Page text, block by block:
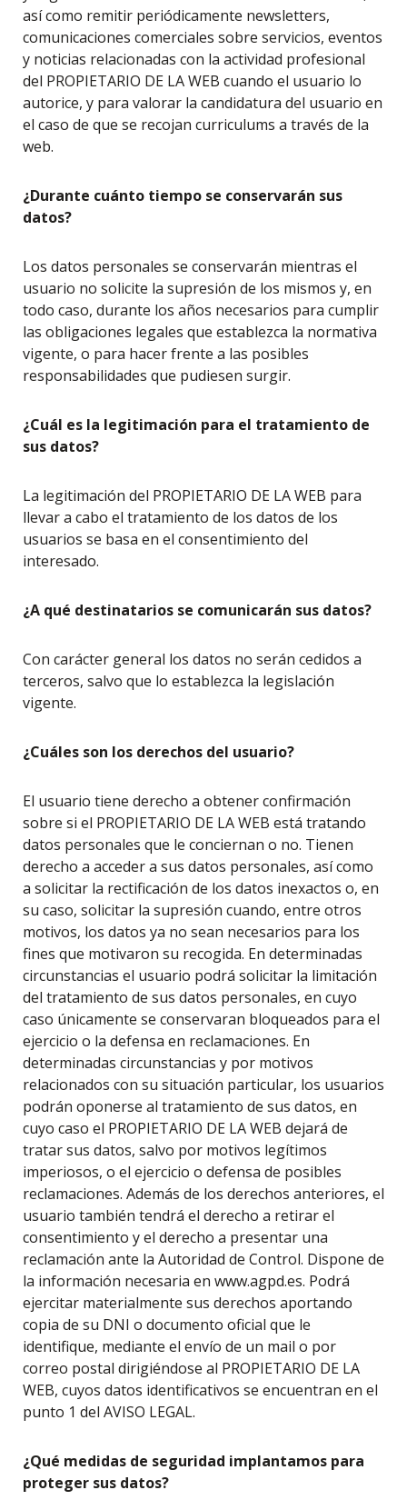
así como remitir periódicamente newsletters,
comunicaciones comerciales sobre servicios, eventos
y noticias relacionadas con la actividad profesional
del PROPIETARIO DE LA WEB cuando el usuario lo
autorice, y para valorar la candidatura del usuario en
el caso de que se recojan curriculums a través de la
web.
¿Durante cuánto tiempo se conservarán sus
datos?
Los datos personales se conservarán mientras el
usuario no solicite la supresión de los mismos y, en
todo caso, durante los años necesarios para cumplir
las obligaciones legales que establezca la normativa
vigente, o para hacer frente a las posibles
responsabilidades que pudiesen surgir.
¿Cuál es la legitimación para el tratamiento de
sus datos?
La legitimación del PROPIETARIO DE LA WEB para
llevar a cabo el tratamiento de los datos de los
usuarios se basa en el consentimiento del
interesado.
¿A qué destinatarios se comunicarán sus datos?
Con carácter general los datos no serán cedidos a
terceros, salvo que lo establezca la legislación
vigente.
¿Cuáles son los derechos del usuario?
El usuario tiene derecho a obtener confirmación
sobre si el PROPIETARIO DE LA WEB está tratando
datos personales que le conciernan o no. Tienen
derecho a acceder a sus datos personales, así como
a solicitar la rectificación de los datos inexactos o, en
su caso, solicitar la supresión cuando, entre otros
motivos, los datos ya no sean necesarios para los
fines que motivaron su recogida. En determinadas
circunstancias el usuario podrá solicitar la limitación
del tratamiento de sus datos personales, en cuyo
caso únicamente se conservaran bloqueados para el
ejercicio o la defensa en reclamaciones. En
determinadas circunstancias y por motivos
relacionados con su situación particular, los usuarios
podrán oponerse al tratamiento de sus datos, en
cuyo caso el PROPIETARIO DE LA WEB dejará de
tratar sus datos, salvo por motivos legítimos
imperiosos, o el ejercicio o defensa de posibles
reclamaciones. Además de los derechos anteriores, el
usuario también tendrá el derecho a retirar el
consentimiento y el derecho a presentar una
reclamación ante la Autoridad de Control. Dispone de
la información necesaria en www.agpd.es. Podrá
ejercitar materialmente sus derechos aportando
copia de su DNI o documento oficial que le
identifique, mediante el envío de un mail o por
correo postal dirigiéndose al PROPIETARIO DE LA
WEB, cuyos datos identificativos se encuentran en el
punto 1 del AVISO LEGAL.
¿Qué medidas de seguridad implantamos para
proteger sus datos?